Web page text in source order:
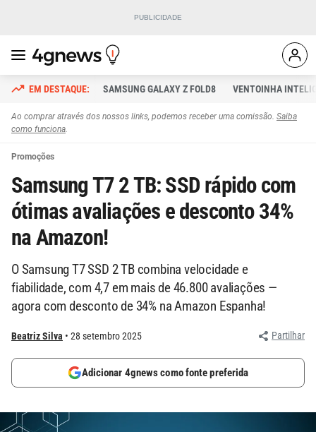
SAMSUNG GALAXY Z FOLD8 VENTOINHA
Ao comprar através dos nossos links, podemos receber uma comissão. Saiba
como funciona.
Promoções
Samsung T7 2 TB: SSD rápido com
ótimas avaliações e desconto 34%
na Amazon!
O Samsung T7 SSD 2 TB combina velocidade e
fiabilidade, com 4,7 em mais de 46.800 avaliações —
agora com desconto de 34% na Amazon Espanha!
Beatriz Silva 28 setembro 2025 Partilhar
Adicionar 4gnews como fonte preferida